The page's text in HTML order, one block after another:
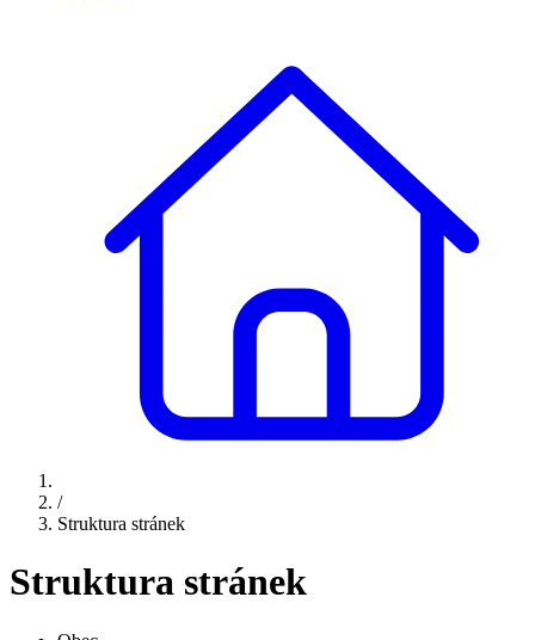
/
Struktura stránek
Struktura stránek